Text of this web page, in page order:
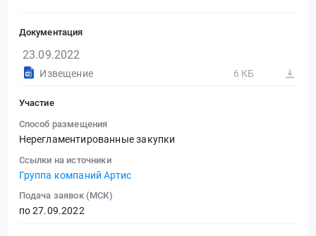
Документация
23.09.2022
Извещение 6 КБ
Участие
Способ размещения
Нерегламентированные закупки
Ссылки на источники
Группа компаний Артис
Подача заявок (МСК)
по 27.09.2022